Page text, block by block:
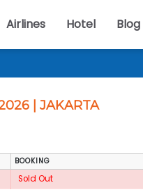
Airlines Hotel Blog
| JAKARTA
BOOKING
Sold Out